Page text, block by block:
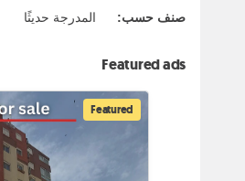
صنف حسب: المدرجة حديثًا
Featured ads
Featured